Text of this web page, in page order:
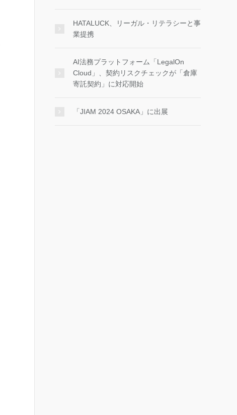
HATALUCK、リーガル・リテラシーと事
業提携
AI法務プラットフォーム「LegalOn
Cloud」、契約リスクチェックが「倉庫
寄託契約」に対応開始
「JIAM 2024 OSAKA」に出展